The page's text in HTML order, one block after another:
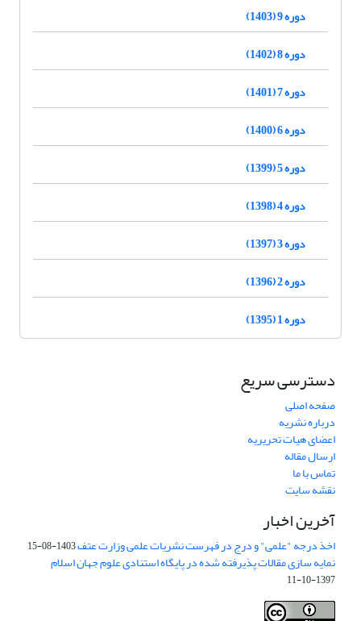
دوره 9 (1403)
دوره 8 (1402)
دوره 7 (1401)
دوره 6 (1400)
دوره 5 (1399)
دوره 4 (1398)
دوره 3 (1397)
دوره 2 (1396)
دوره 1 (1395)
دسترسی سریع
صفحه اصلی
درباره نشریه
اعضای هیات تحریریه
ارسال مقاله
تماس با ما
نقشه سایت
آخرین اخبار
اخذ درجه "علمی" و درج در فهرست نشریات علمی وزارت عتف1403-08-15
نمایه سازی مقالات پذیرفته شده در پایگاه استنادی علوم جهان اسلام
1397-10-11